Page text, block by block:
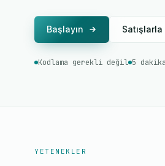
Başlayın
Kodlama gerekli değil 5
YETENEKLER